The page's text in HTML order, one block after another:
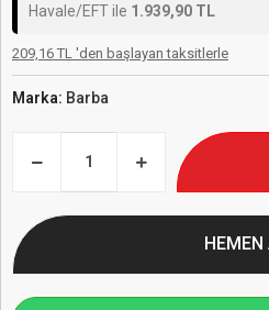
Havale/EFT ile 1.939,90 TL
209,16 TL 'den başlayan taksitlerle
Marka: Barba
HEMEN